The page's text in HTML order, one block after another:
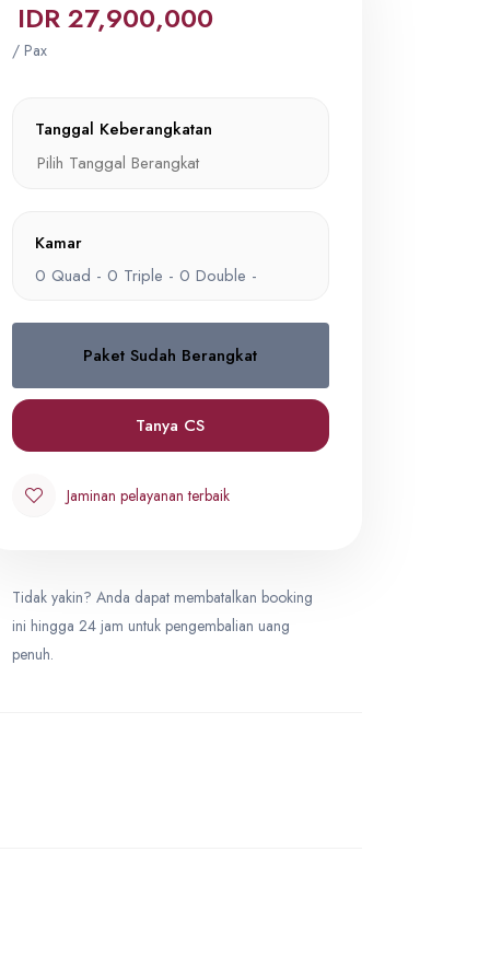
IDR 27,900,000
/ Pax
Tanggal Keberangkatan
Kamar
0 Quad - 0 Triple - 0 Double -
Triple
Double
IDR 29,900,000
Paket Sudah Berangkat
Tanya CS
Jaminan pelayanan terbaik
Tidak yakin? Anda dapat membatalkan booking
ini hingga 24 jam untuk pengembalian uang
penuh.